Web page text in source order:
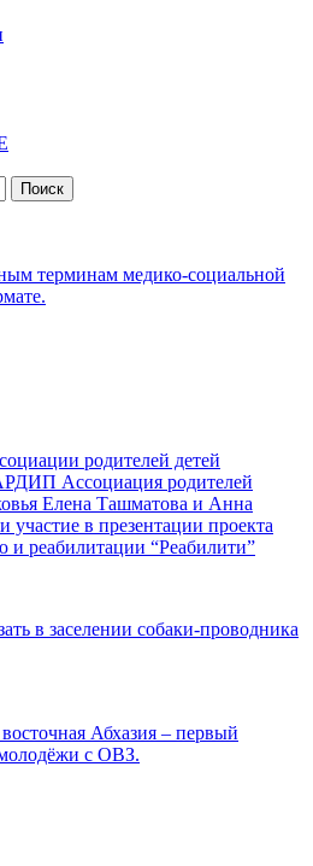
терминам медико-социальной
родителей детей
Ассоциация родителей
Елена Ташматова и Анна
в презентации проекта
и реабилитации “Реабилити”
в заселении собаки-проводника
Абхазия – первый
с ОВЗ.